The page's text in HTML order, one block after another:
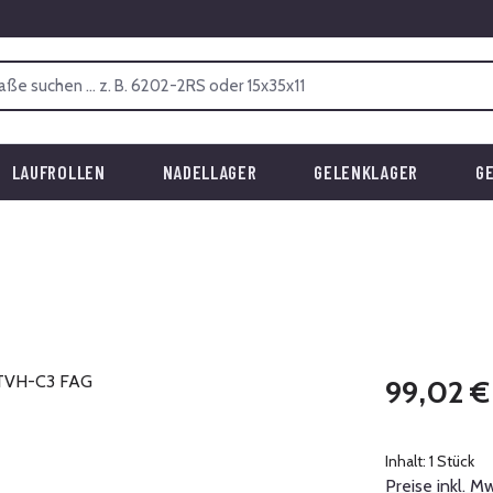
LAUFROLLEN NADELLAGER GELENKLAGER
Regulärer Preis:
99,02 €
Inhalt: 1 Stück
Preise inkl.